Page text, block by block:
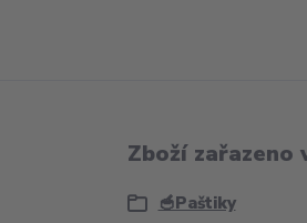
Zboží zařazeno
🥣Paštiky